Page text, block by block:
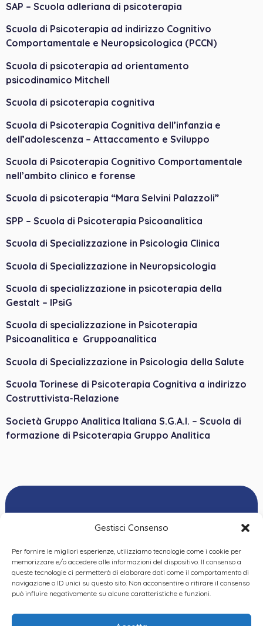
Gestisci Consenso
Per fornire le migliori esperienze, utilizziamo tecnologie come i cookie per
memorizzare e/o accedere alle informazioni del dispositivo. Il consenso a
queste tecnologie ci permetterà di elaborare dati come il comportamento di
navigazione o ID unici su questo sito. Non acconsentire o ritirare il consenso
può influire negativamente su alcune caratteristiche e funzioni.
SAP – Scuola adleriana di psicoterapia
Scuola di Psicoterapia ad indirizzo Cognitivo
Comportamentale e Neuropsicologica (PCCN)
Scuola di psicoterapia ad orientamento
psicodinamico Mitchell
Scuola di psicoterapia cognitiva
Scuola di Psicoterapia Cognitiva dell’infanzia e
dell’adolescenza – Attaccamento e Sviluppo
Scuola di Psicoterapia Cognitivo Comportamentale
nell’ambito clinico e forense
Scuola di psicoterapia “Mara Selvini Palazzoli”
SPP – Scuola di Psicoterapia Psicoanalitica
Scuola di Specializzazione in Psicologia Clinica
Scuola di Specializzazione in Neuropsicologia
Scuola di specializzazione in psicoterapia della
Gestalt – IPsiG
Scuola di specializzazione in Psicoterapia
Psicoanalitica e Gruppoanalitica
Scuola di Specializzazione in Psicologia della Salute
Scuola Torinese di Psicoterapia Cognitiva a indirizzo
Costruttivista-Relazione
Società Gruppo Analitica Italiana S.G.A.I. – Scuola di
formazione di Psicoterapia Gruppo Analitica
Privacy Policy|Cookie
Policy|Dichiarazione
Ordine delle
Psicologhe e degli
Psicologi del Piemonte
VIA GIANNONE 8A – 10121
TEL: